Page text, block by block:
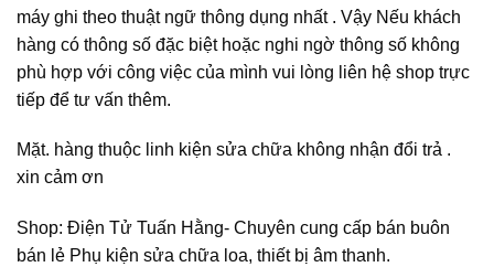
máy ghi theo thuật ngữ thông dụng nhất . Vậy Nếu khách
hàng có thông số đặc biệt hoặc nghi ngờ thông số không
phù hợp với công việc của mình vui lòng liên hệ shop trực
tiếp để tư vấn thêm.
Mặt. hàng thuộc linh kiện sửa chữa không nhận đổi trả .
xin cảm ơn
Shop: Điện Tử Tuấn Hằng- Chuyên cung cấp bán buôn
bán lẻ Phụ kiện sửa chữa loa, thiết bị âm thanh.